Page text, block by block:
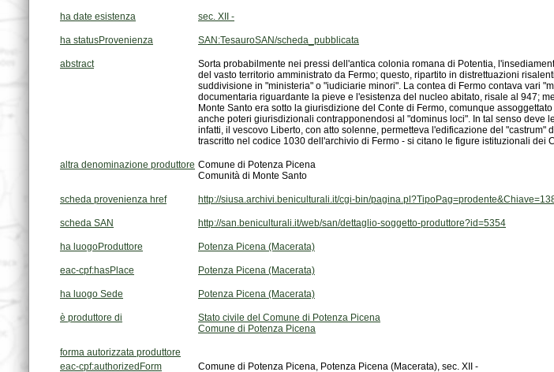
ha date esistenza sec. XII -
ha statusProvenienza SAN:TesauroSAN/scheda_pubblicata
abstract
trascritto nel codice 1030 dell'archivio di Fermo - si citano le figure istituzionali dei
altra denominazione produttore Comune di Potenza Picena
Comunità di Monte Santo
scheda provenienza href http://siusa.archivi.beniculturali.it/cgi-bin/
scheda SAN http://san.beniculturali.it/web/san/dettaglio-soggetto-produttore?id=5354
ha luogoProduttore Potenza Picena (Macerata)
eac-cpf:hasPlace Potenza Picena (Macerata)
ha luogo Sede Potenza Picena (Macerata)
è produttore di
Stato civile del Comune di Potenza Picena
Comune di Potenza Picena
forma autorizzata produttore
eac-cpf:authorizedForm
Comune di Potenza Picena, Potenza Picena (Macerata), sec. XII -